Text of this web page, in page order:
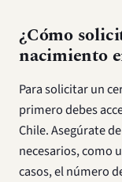
¿Cómo
nacimiento
Para solicitar un
primero debes
Chile. Asegúrate
necesarios, como
casos, el número